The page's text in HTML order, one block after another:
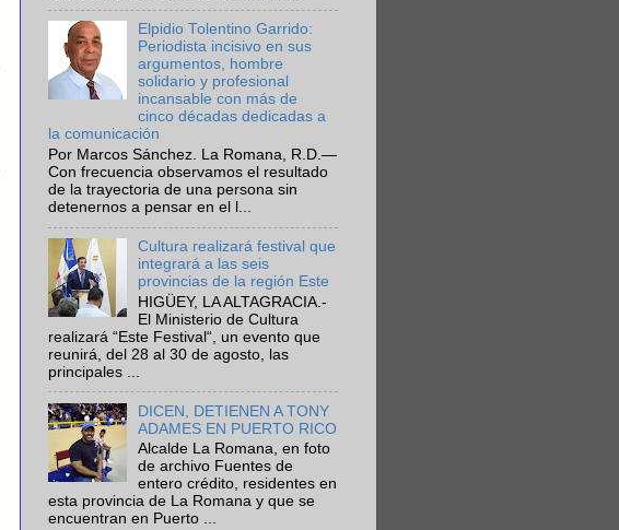
Elpidio Tolentino Garrido:
Periodista incisivo en sus
argumentos, hombre
solidario y profesional
incansable con más de
cinco décadas dedicadas a
la comunicación
Por Marcos Sánchez. La Romana, R.D.—
Con frecuencia observamos el resultado
de la trayectoria de una persona sin
detenernos a pensar en el l...
Cultura realizará festival que
integrará a las seis
provincias de la región Este
HIGÜEY, LA ALTAGRACIA.-
El Ministerio de Cultura
realizará “Este Festival“, un evento que
reunirá, del 28 al 30 de agosto, las
principales ...
DICEN, DETIENEN A TONY
ADAMES EN PUERTO RICO
Alcalde La Romana, en foto
de archivo Fuentes de
entero crédito, residentes en
esta provincia de La Romana y que se
encuentran en Puerto ...